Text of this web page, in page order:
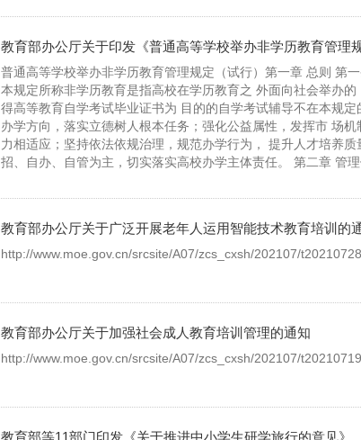
教育部办公厅关于印发《普通高等学校举办非学历教育管理
普通高等学校举办非学历教育管理规定（试行）第一章 总则 第
本规定所称非学历教育是指高校在学历教育之 外面向社会举办
得高等教育自学考试毕业证书为 目的的自学考试辅导不在本规
办学方向，落实立德树人根本任务；强化公益属性，发挥市 场
力相适应；坚持依法依规治理，规范办学行为， 提升人才培养
招、自办、自管为主，切实落实高校办学主体责任。 第二章 管
教育部办公厅关于广泛开展老年人运用智能技术教育培训的
http://www.moe.gov.cn/srcsite/A07/zcs_cxsh/202107/
教育部办公厅关于加强社会成人教育培训管理的通知
http://www.moe.gov.cn/srcsite/A07/zcs_cxsh/202107/
教育部等11部门印发《关于推进中小学生研学旅行的意见》